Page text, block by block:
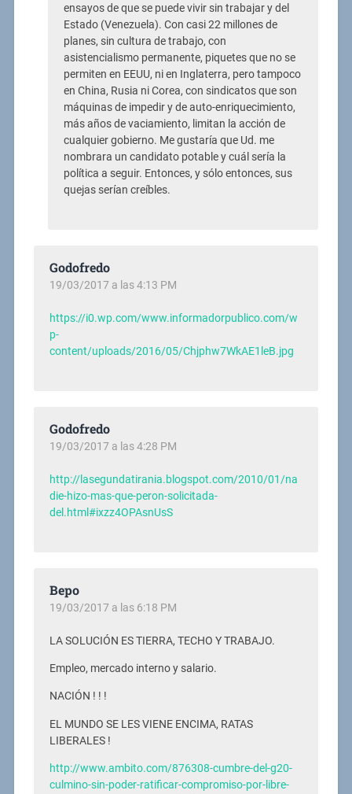
ensayos de que se puede vivir sin trabajar y del
Estado (Venezuela). Con casi 22 millones de
planes, sin cultura de trabajo, con
asistencialismo permanente, piquetes que no se
permiten en EEUU, ni en Inglaterra, pero tampoco
en China, Rusia ni Corea, con sindicatos que son
máquinas de impedir y de auto-enriquecimiento,
más años de vaciamiento, limitan la acción de
cualquier gobierno. Me gustaría que Ud. me
nombrara un candidato potable y cuál sería la
política a seguir. Entonces, y sólo entonces, sus
quejas serían creíbles.
Godofredo
19/03/2017 a las 4:13 PM
https://i0.wp.com/www.informadorpublico.com/w
p-
content/uploads/2016/05/Chjphw7WkAE1leB.jpg
Godofredo
19/03/2017 a las 4:28 PM
http://lasegundatirania.blogspot.com/2010/01/na
die-hizo-mas-que-peron-solicitada-
del.html#ixzz4OPAsnUsS
Bepo
19/03/2017 a las 6:18 PM
LA SOLUCIÓN ES TIERRA, TECHO Y TRABAJO.
Empleo, mercado interno y salario.
NACIÓN ! ! !
EL MUNDO SE LES VIENE ENCIMA, RATAS
LIBERALES !
http://www.ambito.com/876308-cumbre-del-g20-
culmino-sin-poder-ratificar-compromiso-por-libre-